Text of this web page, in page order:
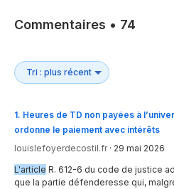
Commentaires • 74
1. Heures de TD non payées à
ordonne le paiement avec intérêts
louislefoyerdecostil.fr· 29 mai 2026
L'article R. 612-6 du code de justice
que la partie défenderesse qui,